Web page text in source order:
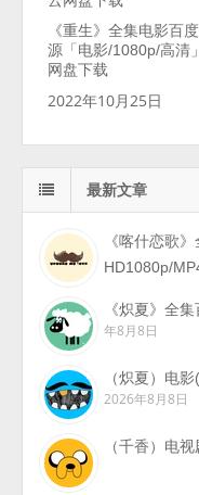
《重生》全集电影百
源「电影/1080p/高清
网盘下载
2022年10月25日
最新文章
《喀什恋歌
HD1080p/
《炽夏》全
年8月8日
（炽夏）电
2026年8月8日
（千香）电